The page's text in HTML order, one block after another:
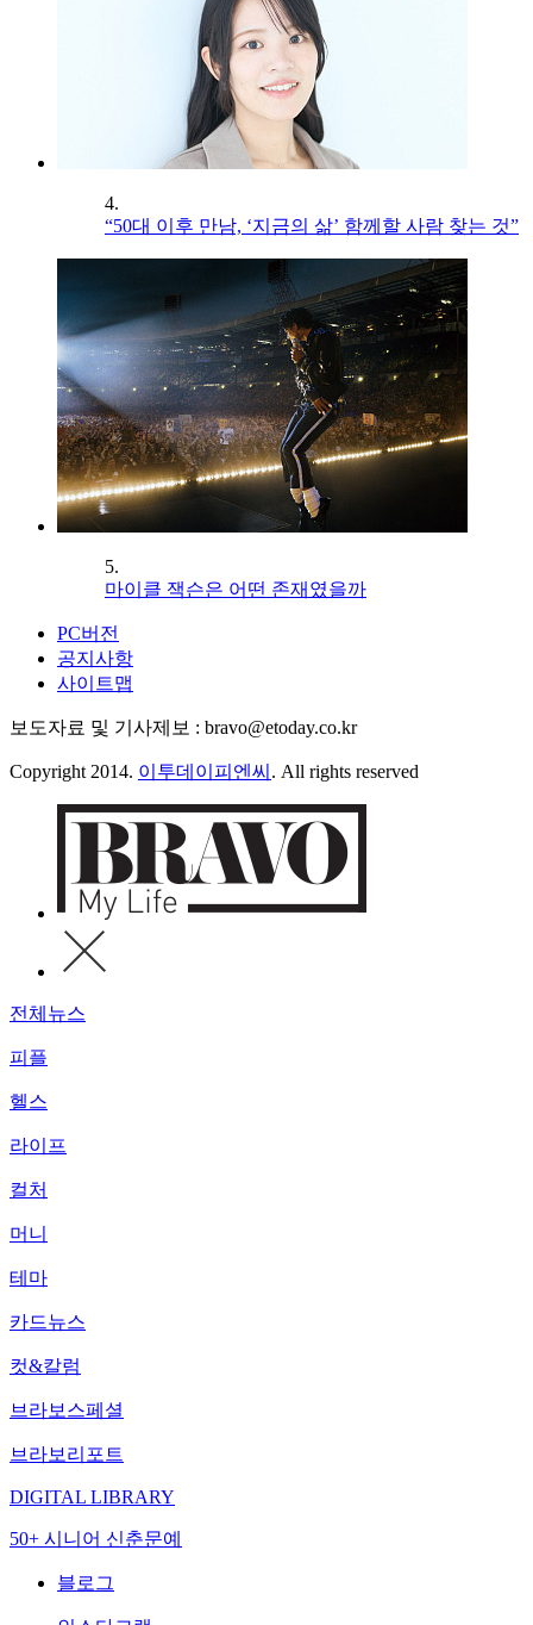
4.
“50대 이후 만남, ‘지금의 삶’ 함께할 사람 찾는 것”
5.
마이클 잭슨은 어떤 존재였을까
PC버전
공지사항
사이트맵
보도자료 및 기사제보 : bravo@etoday.co.kr
Copyright 2014. 이투데이피엔씨 . All rights reserved
전체뉴스
피플
헬스
라이프
컬처
머니
테마
카드뉴스
컷&칼럼
브라보스페셜
브라보리포트
DIGITAL LIBRARY
50+ 시니어 신춘문예
블로그